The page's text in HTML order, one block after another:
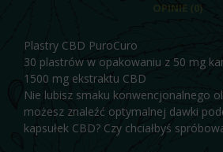
OPINIE (0)
Plastry CBD PuroCuro
30 plastrów w opakowaniu z 50 mg
1500 mg ekstraktu CBD
Nie lubisz smaku konwencjonalnego
możesz znaleźć optymalnej dawki
kapsułek CBD? Czy chciałbyś